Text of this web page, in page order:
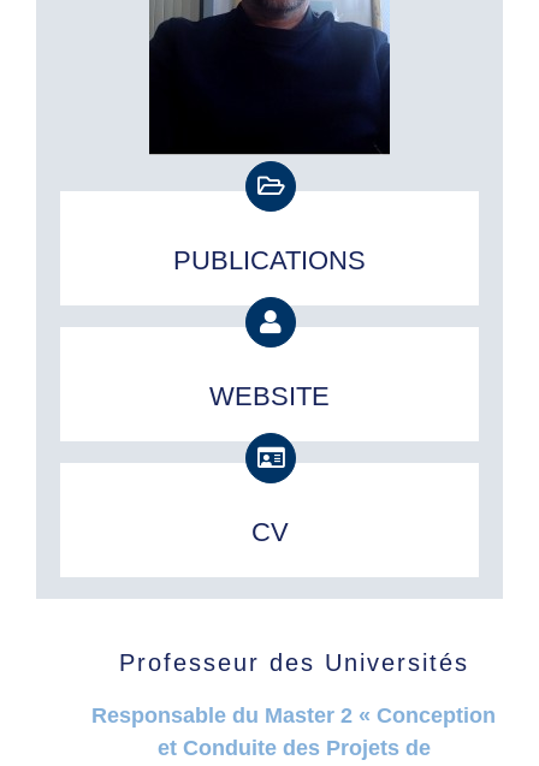
PUBLICATIONS
WEBSITE
CV
Professeur des Universités
Responsable du Master 2 « Conception
et Conduite des Projets de